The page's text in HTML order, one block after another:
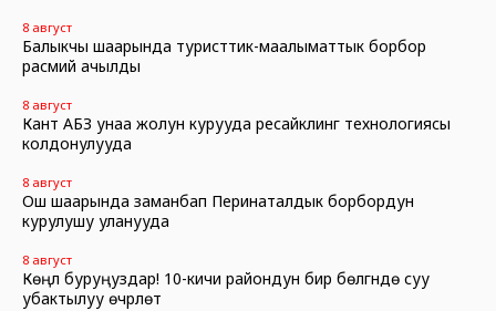
8 август
Балыкчы шаарында туристтик-маалыматтык борбор
расмий ачылды
8 август
Кант АБЗ унаа жолун курууда ресайклинг технологиясы
колдонулууда
8 август
Ош шаарында заманбап Перинаталдык борбордун
курулушу уланууда
8 август
Көңүл буруңуздар! 10-кичи райондун бир бөлүгүндө суу
убактылуу өчүрүлөт